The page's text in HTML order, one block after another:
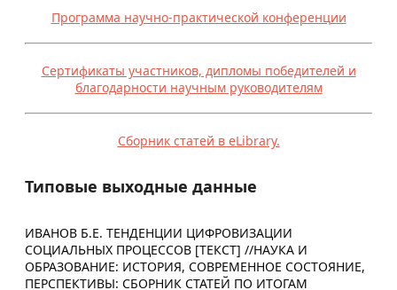
Программа научно-практической конференции
Сертификаты участников, дипломы победителей и
благодарности научным руководителям
Сборник статей в eLibrary.
Типовые выходные данные
ИВАНОВ Б.Е. ТЕНДЕНЦИИ ЦИФРОВИЗАЦИИ
СОЦИАЛЬНЫХ ПРОЦЕССОВ [ТЕКСТ] //НАУКА И
ОБРАЗОВАНИЕ: ИСТОРИЯ, СОВРЕМЕННОЕ СОСТОЯНИЕ,
ПЕРСПЕКТИВЫ: СБОРНИК СТАТЕЙ ПО ИТОГАМ